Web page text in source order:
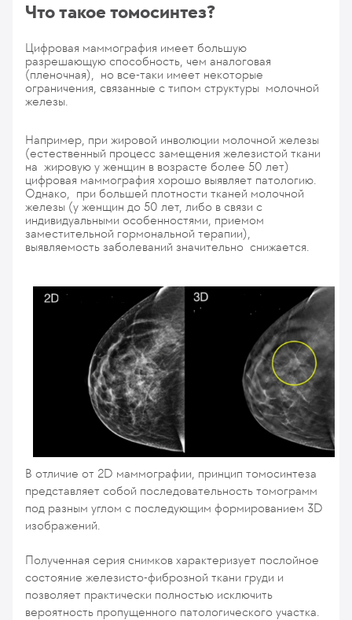
Что такое томосинтез?
Цифровая маммография имеет большую
разрешающую способность, чем аналоговая
(пленочная), но все-таки имеет некоторые
ограничения, связанные с типом структуры молочной
железы.
Например, при жировой инволюции молочной железы
(естественный процесс замещения железистой ткани
на жировую у женщин в возрасте более 50 лет)
цифровая маммография хорошо выявляет патологию.
Однако, при большей плотности тканей молочной
железы (у женщин до 50 лет, либо в связи с
индивидуальными особенностями, приемом
заместительной гормональной терапии),
выявляемость заболеваний значительно снижается.
В отличие от 2D маммографии, принцип томосинтеза
представляет собой последовательность томограмм
под разным углом с последующим формированием 3D
изображений.
Полученная серия снимков характеризует послойное
состояние железисто-фиброзной ткани груди и
позволяет практически полностью исключить
вероятность пропущенного патологического участка.